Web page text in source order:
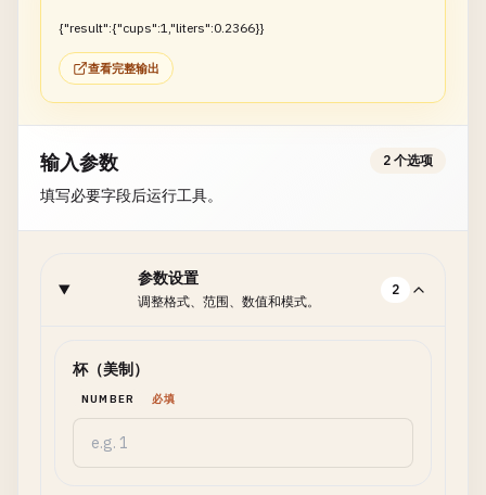
{"result":{"cups":1,"liters":0.2366}}
查看完整输出
输入参数
填写必要字段后运行工具。
2 个选项
参数设置
调整格式、范围、数值和模式。
2
杯（美制）
NUMBER 必填